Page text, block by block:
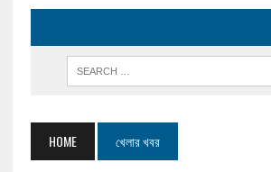
HOME খেলার খবর